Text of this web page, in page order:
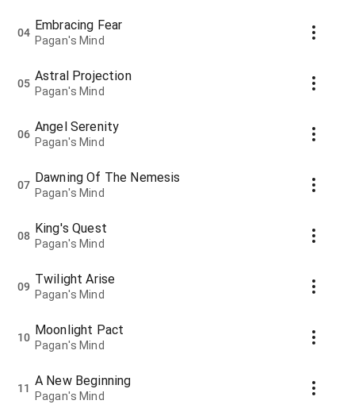
04 Embracing Fear
Pagan's Mind
05 Astral Projection
Pagan's Mind
06 Angel Serenity
Pagan's Mind
07 Dawning Of The Nemesis
Pagan's Mind
08 King's Quest
Pagan's Mind
09 Twilight Arise
Pagan's Mind
10 Moonlight Pact
Pagan's Mind
11 A New Beginning
Pagan's Mind